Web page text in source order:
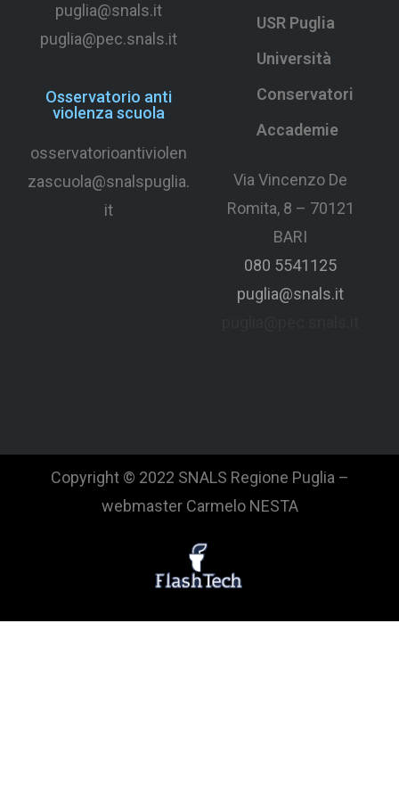
puglia@snals.it
puglia@pec.snals.it
Osservatorio anti
violenza scuola
osservatorioantiviolen
zascuola@snalspuglia.
it
USR Puglia
Università
Conservatori
Accademie
Via Vincenzo De
Romita, 8 – 70121
BARI
080 5541125
puglia@snals.it
Copyright © 2022 SNALS Regione Puglia –
webmaster Carmelo NESTA